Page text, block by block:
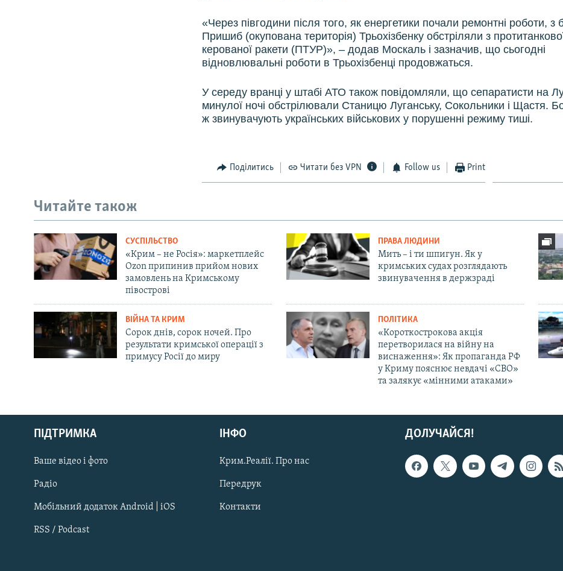
Русский
Qırımtatar
ДОЛУЧАЙСЯ!
«Через півгодини після того, як енергетики почали ремонтні роботи, з
Пришиб (окупована територія) Трьохізбенку обстріляли з
керованої ракети (ПТУР)», – додав Москаль і зазначив, що сьогодні
відновлювальні роботи в Трьохізбенці продовжаться.
У середу вранці у штабі АТО також повідомляли, що сепаратисти на
минулої ночі обстрілювали Станицю Луганську, Сокольники і Щастя.
ж звинувачують українських військових у порушенні режиму тиші.
Поділитись Читати без VPN Follow us Print
Читайте також
СУСПІЛЬСТВО
«Крим – не Росія»: маркетплейс
Ozon припинив прийом нових
замовлень на Кримському
півострові
ПРАВА ЛЮДИНИ
Мить – і ти шпигун. Як у
кримських судах розглядають
звинувачення в держзраді
ВІЙНА ТА КРИМ
Сорок днів, сорок ночей. Про
результати кримської операції з
примусу Росії до миру
ПОЛІТИКА
«Короткострокова акція
перетворилася на війну на
виснаження»: Як пропаганда РФ
у Криму пояснює невдачі «СВО»
та залякує «мінними атаками»
ДОЛУЧАЙСЯ!
ПІДТРИМКА
Ваше відео і фото
Радіо
Мобільний додаток Android | iOS
RSS / Podcast
ІНФО
Крим.Реалії. Про нас
Передрук
Контакти